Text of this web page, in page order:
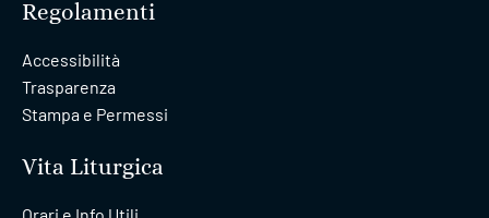
Regolamenti
Accessibilità
Trasparenza
Stampa e Permessi
Vita Liturgica